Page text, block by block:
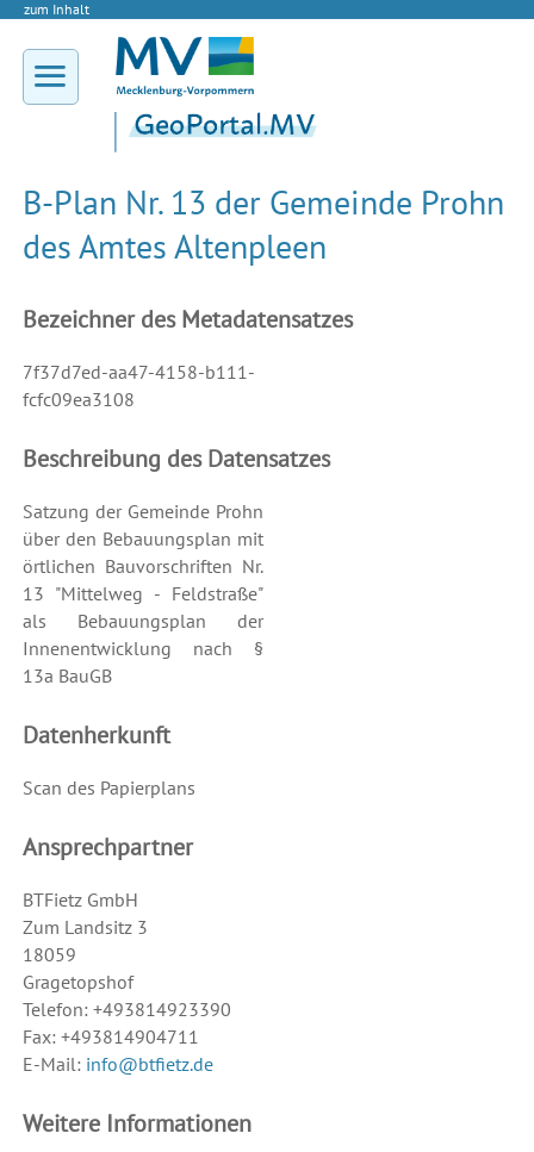
zum Inhalt
B-Plan Nr. 13 der Gemeinde Prohn
des Amtes Altenpleen
Bezeichner des Metadatensatzes
7f37d7ed-aa47-4158-b111-
fcfc09ea3108
Beschreibung des Datensatzes
Satzung der Gemeinde Prohn
über den Bebauungsplan mit
örtlichen Bauvorschriften Nr.
13 "Mittelweg - Feldstraße"
als Bebauungsplan der
Innenentwicklung nach §
13a BauGB
Datenherkunft
Scan des Papierplans
Ansprechpartner
BTFietz GmbH
Zum Landsitz 3
18059
Gragetopshof
Telefon: +493814923390
Fax: +493814904711
E-Mail: info@btfietz.de
Weitere Informationen